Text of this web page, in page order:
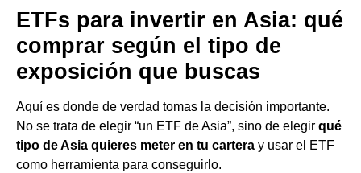
ETFs para invertir en Asia: qué
comprar según el tipo de
exposición que buscas
Aquí es donde de verdad tomas la decisión importante.
No se trata de elegir “un ETF de Asia”, sino de elegir qué
tipo de Asia quieres meter en tu cartera y usar el ETF
como herramienta para conseguirlo.